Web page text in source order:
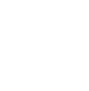
S/ 189.00